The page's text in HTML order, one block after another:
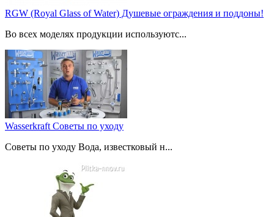
RGW (Royal Glass of Water) Душевые ограждения и поддоны!
Во всех моделях продукции используютс...
Wasserkraft Советы по уходу
Советы по уходу Вода, известковый н...